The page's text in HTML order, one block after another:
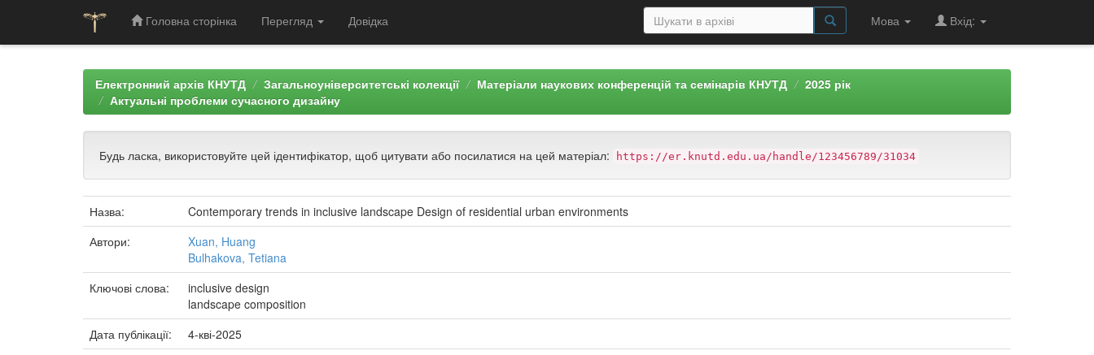
Головна сторінка Перегляд Довідка Мова Вхід:
Електронний архів КНУТД Загальноуніверситетські колекції Матеріали наукових конференцій та семінарів КНУТД
2025 рік
Актуальні проблеми сучасного дизайну
Будь ласка, використовуйте цей ідентифікатор, щоб цитувати або посилатися на цей матеріал: https://er.knutd.edu.ua/handle/123456789/31034
Назва:
Contemporary trends in inclusive landscape Design of residential urban environments
Автори:
Xuan, Huang
Bulhakova, Tetiana
Ключові слова:
inclusive design
landscape composition
Дата публікації:
4-кві-2025